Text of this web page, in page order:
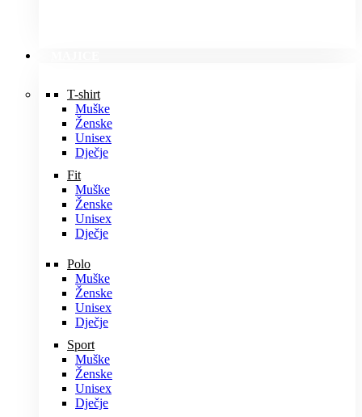
T-shirt
Muške
Ženske
Unisex
Dječje
Fit
Muške
Ženske
Unisex
Dječje
Polo
Muške
Ženske
Unisex
Dječje
Sport
Muške
Ženske
Unisex
Dječje